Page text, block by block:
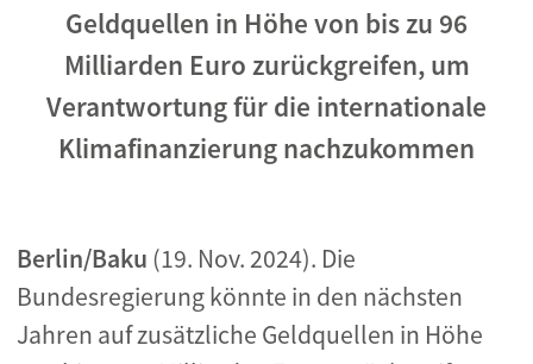
Geldquellen in Höhe von bis zu 96
Milliarden Euro zurückgreifen, um
Verantwortung für die internationale
Klimafinanzierung nachzukommen
Berlin/Baku (19. Nov. 2024). Die
Bundesregierung könnte in den nächsten
Jahren auf zusätzliche Geldquellen in Höhe